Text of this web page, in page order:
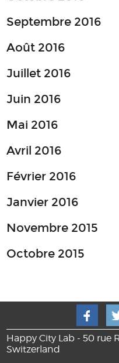
Septembre 2016
Août 2016
Juillet 2016
Juin 2016
Mai 2016
Avril 2016
Février 2016
Janvier 2016
Novembre 2015
Octobre 2015
Happy City Lab - 50 rue
Switzerland